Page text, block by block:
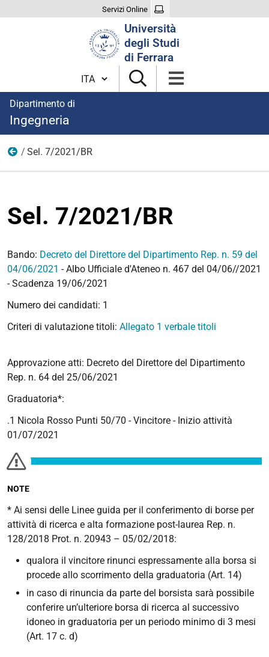
Servizi Online
Università
degli Studi
di Ferrara
Cambia lingua
Dipartimento di
Ingegneria
2021
Sel. 7/2021/BR
Sel. 7/2021/BR
Bando: Decreto del Direttore del Dipartimento Rep. n. 59 del
04/06/2021 - Albo Ufficiale d'Ateneo n. 467 del 04/06//2021
- Scadenza 19/06/2021
Numero dei candidati: 1
Criteri di valutazione titoli: Allegato 1 verbale titoli
Approvazione atti: Decreto del Direttore del Dipartimento
Rep. n. 64 del 25/06/2021
Graduatoria*:
.1 Nicola Rosso Punti 50/70 - Vincitore - Inizio attività
01/07/2021
NOTE
* Ai sensi delle Linee guida per il conferimento di borse per
attività di ricerca e alta formazione post-laurea Rep. n.
128/2018 Prot. n. 20943 – 05/02/2018:
qualora il vincitore rinunci espressamente alla borsa si
procede allo scorrimento della graduatoria (Art. 14)
in caso di rinuncia da parte del borsista sarà possibile
conferire un’ulteriore borsa di ricerca al successivo
idoneo in graduatoria per un periodo minimo di 3 mesi
(Art. 17 c. d)